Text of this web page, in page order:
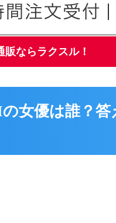
販ならラクスル！
女優は誰？